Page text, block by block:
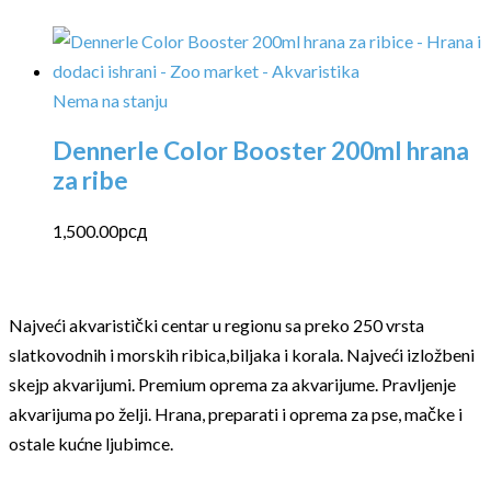
Nema na stanju
Dennerle Color Booster 200ml hrana
za ribe
1,500.00рсд
Najveći akvaristički centar u regionu sa preko 250 vrsta
slatkovodnih i morskih ribica,biljaka i korala. Najveći izložbeni
skejp akvarijumi. Premium oprema za akvarijume. Pravljenje
akvarijuma po želji. Hrana, preparati i oprema za pse, mačke i
ostale kućne ljubimce.